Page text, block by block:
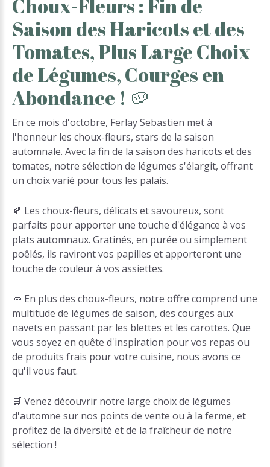
Choux-Fleurs: Finde
SaisondesHaricotsetdes
Tomates,PlusLargeChoix
deLégumes,Courgesen
Abondance ! 🥔
En ce mois d'octobre, Ferlay Sebastien met à
l'honneur les choux-fleurs, stars de la saison
automnale. Avec la fin de la saison des haricots et des
tomates, notre sélection de légumes s'élargit, offrant
un choix varié pour tous les palais.
🍂 Les choux-fleurs, délicats et savoureux, sont
parfaits pour apporter une touche d'élégance à vos
plats automnaux. Gratinés, en purée ou simplement
poêlés, ils raviront vos papilles et apporteront une
touche de couleur à vos assiettes.
🥕 En plus des choux-fleurs, notre offre comprend une
multitude de légumes de saison, des courges aux
navets en passant par les blettes et les carottes. Que
vous soyez en quête d'inspiration pour vos repas ou
de produits frais pour votre cuisine, nous avons ce
qu'il vous faut.
🛒 Venez découvrir notre large choix de légumes
d'automne sur nos points de vente ou à la ferme, et
profitez de la diversité et de la fraîcheur de notre
sélection !